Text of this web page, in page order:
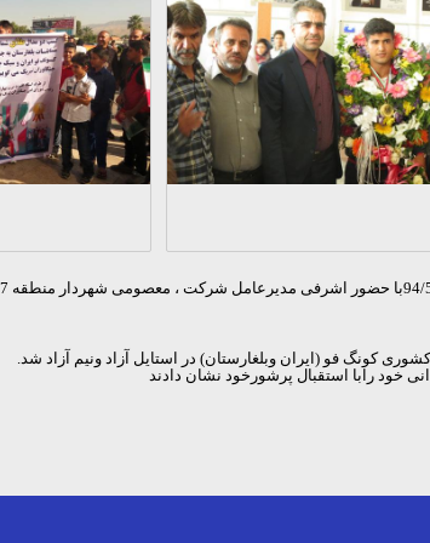
کونگ فو (ایران وبلغارستان) در استایل آزاد ونیم آزاد شد.
رابا استقبال پرشورخود نشان دادند